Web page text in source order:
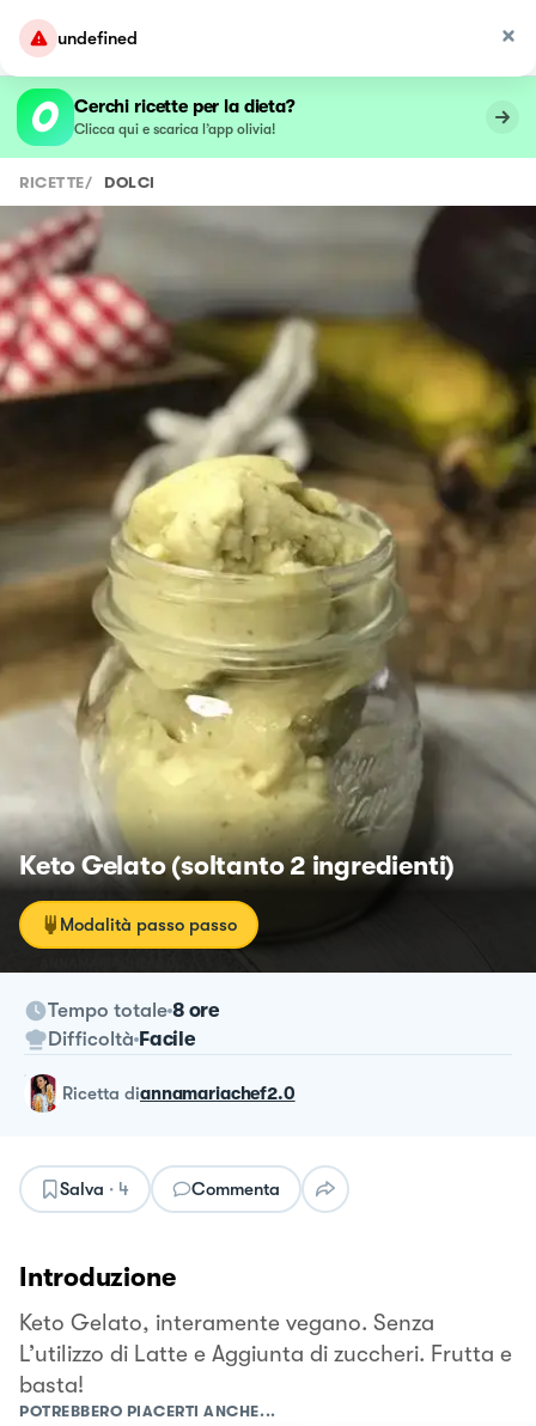
undefined
Cerchi ricette per la dieta?
Clicca qui e scarica l’app olivia!
RICETTE/ DOLCI
Keto Gelato (soltanto 2 ingredienti)
Modalità passo passo
Tempo totale 8 ore
Difficoltà Facile
ricetta diannamariachef2.0
Salva · 4 Commenta
Introduzione
Keto Gelato, interamente vegano. Senza
L’utilizzo di Latte e Aggiunta di zuccheri. Frutta e
basta!
POTREBBERO PIACERTI ANCHE...